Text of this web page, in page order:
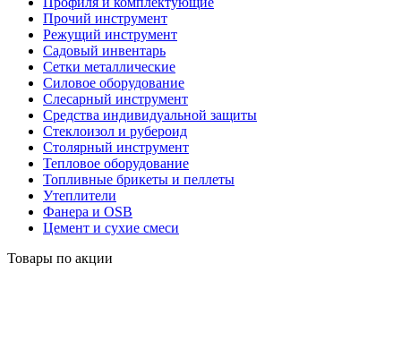
Прочий инструмент
Режущий инструмент
Садовый инвентарь
Сетки металлические
Силовое оборудование
Слесарный инструмент
Средства индивидуальной защиты
Стеклоизол и рубероид
Столярный инструмент
Тепловое оборудование
Топливные брикеты и пеллеты
Утеплители
Фанера и OSB
Цемент и сухие смеси
Товары по акции